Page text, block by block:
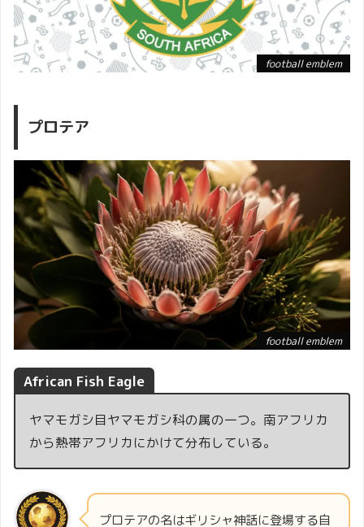
football emblem
プロテア
football emblem
African Fish Eagle
ヤマモガシ目ヤマモガシ科の属の一つ。南アフリカ
から熱帯アフリカにかけて分布している。
プロテアの名はギリシャ神話に登場する自